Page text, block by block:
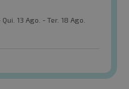
13 Ago. - Ter. 18 Ago.